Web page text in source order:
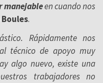
manejableen cuando nos
.
Rápidamente nos
técnico de apoyo muy
algo nuevo, existe una
trabajadores no